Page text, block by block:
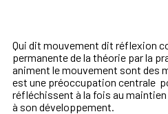
Qui dit mouvement dit réflexion
permanente de la théorie par la
animent le mouvement sont des
est une préoccupation centrale
réfléchissent à la fois au
à son développement.